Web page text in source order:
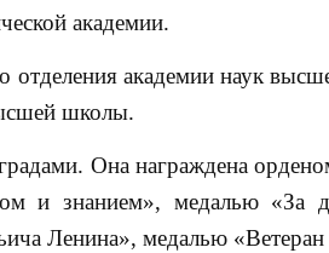
академии.
академии наук
школы.
Она награждена
и знанием», медалью «За
Ленина», медалью «Ветеран